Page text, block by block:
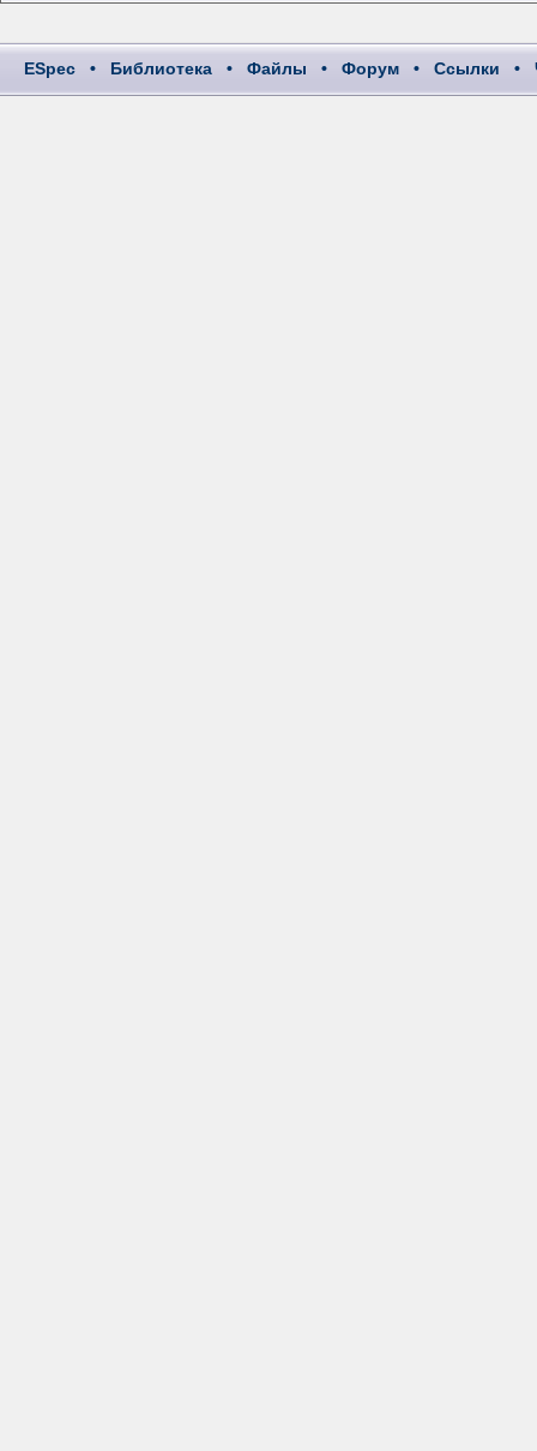
ESpec • Библиотека • Файлы • Форум • Ссылки •